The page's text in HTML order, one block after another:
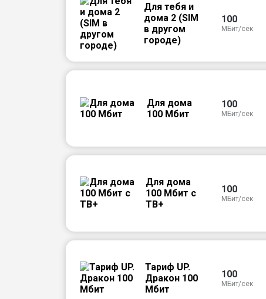
Для тебя и
дома 2 (SIM
в другом
городе)
100
МБит/сек
Для дома
100 Мбит
100
МБит/сек
Для дома
100 Мбит с
ТВ+
100
МБит/сек
Тариф UP.
Дракон 100
Мбит
100
МБит/сек